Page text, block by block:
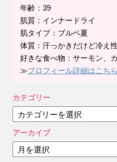
年齢：39
肌質：インナードライ
肌タイプ：ブルベ夏
体質：汗っかきだけど冷え性
好きな食べ物：サーモン、
≫プロフィール詳細はこちら
カテゴリー
テ
ゴ
リ
ー
アーカイブ
ア
ー